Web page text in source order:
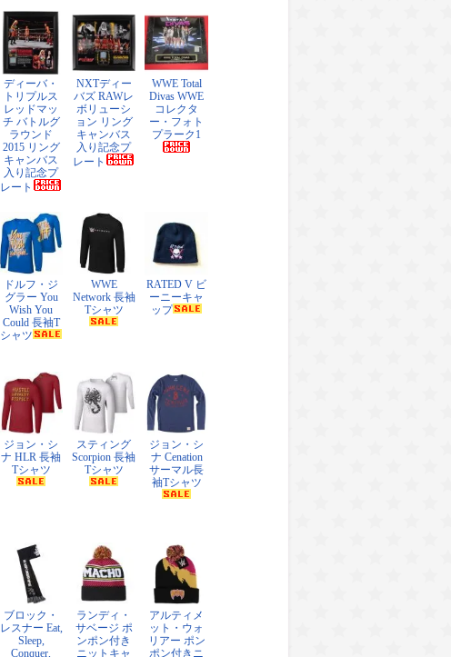
ディーバ・
トリプルス
レッドマッ
チ バトルグ
ラウンド
2015 リング
キャンバス
入り記念プ
レート
NXTディー
バズ RAWレ
ボリューシ
ョン リング
キャンバス
入り記念プ
レート
WWE Total
Divas WWE
コレクタ
ー・フォト
プラーク1
ドルフ・ジ
グラー You
Wish You
Could 長袖T
シャツ
WWE
Network 長袖
Tシャツ
RATED V ビ
ーニーキャ
ップ
ジョン・シ
ナ HLR 長袖
Tシャツ
スティング
Scorpion 長袖
Tシャツ
ジョン・シ
ナ Cenation
サーマル長
袖Tシャツ
ブロック・
レスナー Eat,
Sleep,
Conquer,
ランディ・
サベージ ポ
ンポン付き
ニットキャ
アルティメ
ット・ウォ
リアー ポン
ポン付きニ